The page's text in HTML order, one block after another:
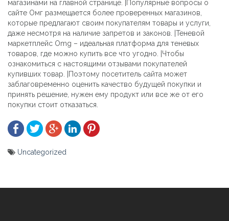
магазинами на главной странице. |Популярные вопросы о
сайте Омг размещается более проверенных магазинов,
которые предлагают своим покупателям товары и услуги,
даже несмотря на наличие запретов и законов. |Теневой
маркетплейс Omg – идеальная платформа для теневых
товаров, где можно купить все что угодно. |Чтобы
ознакомиться с настоящими отзывами покупателей
купивших товар. |Поэтому посетитель сайта может
заблаговременно оценить качество будущей покупки и
принять решение, нужен ему продукт или все же от его
покупки стоит отказаться.
Uncategorized